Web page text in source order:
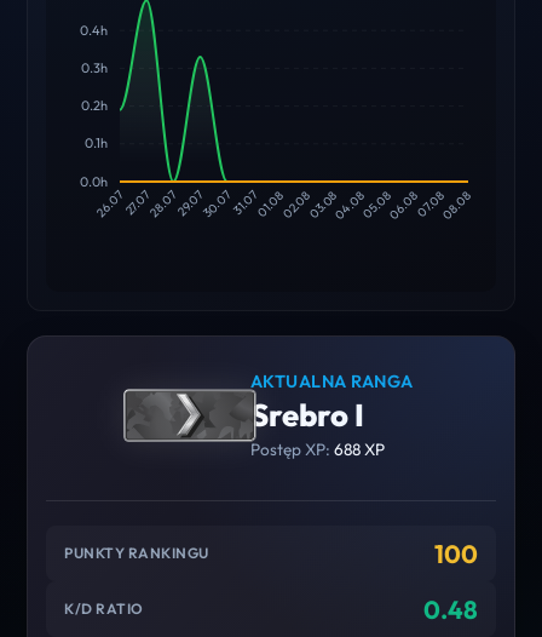
0.4h
0.3h
0.2h
0.1h
0.0h
26.0727.0728.0729.0730.0731.0701.0802.0803.0804.0805.0806.0807.0808.08
AKTUALNA RANGA
Srebro I
Postęp XP: 688 XP
PUNKTY RANKINGU 100
K/D RATIO 0.48